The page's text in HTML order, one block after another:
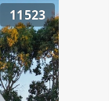
11523